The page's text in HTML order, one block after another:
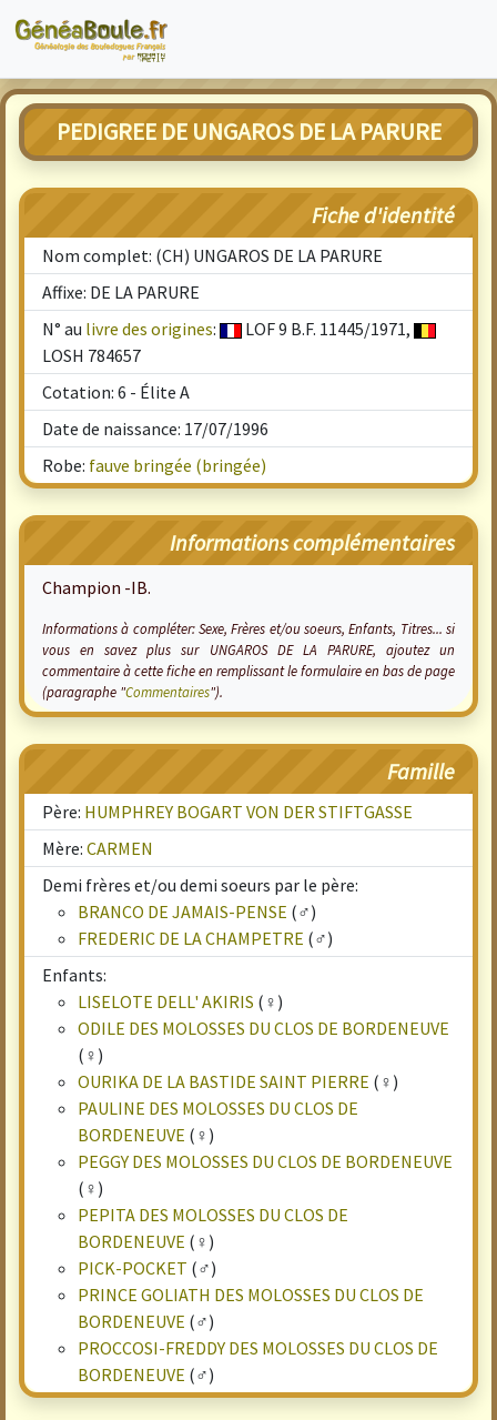
PEDIGREE DE UNGAROS DE LA PARURE
Fiche d'identité
Nom complet: (CH) UNGAROS DE LA PARURE
Affixe: DE LA PARURE
N° au livre des origines:
LOF 9 B.F. 11445/1971,
LOSH 784657
Cotation: 6 - Élite A
Date de naissance: 17/07/1996
Robe: fauve bringée (bringée)
Informations complémentaires
Champion -IB.
Informations à compléter: Sexe, Frères et/ou soeurs, Enfants, Titres... si
vous en savez plus sur UNGAROS DE LA PARURE, ajoutez un
commentaire à cette fiche en remplissant le formulaire en bas de page
(paragraphe "Commentaires").
Famille
Père: HUMPHREY BOGART VON DER STIFTGASSE
Mère: CARMEN
Demi frères et/ou demi soeurs par le père:
BRANCO DE JAMAIS-PENSE (♂)
FREDERIC DE LA CHAMPETRE (♂)
Enfants:
LISELOTE DELL' AKIRIS (♀)
ODILE DES MOLOSSES DU CLOS DE BORDENEUVE
(♀)
OURIKA DE LA BASTIDE SAINT PIERRE (♀)
PAULINE DES MOLOSSES DU CLOS DE
BORDENEUVE (♀)
PEGGY DES MOLOSSES DU CLOS DE BORDENEUVE
(♀)
PEPITA DES MOLOSSES DU CLOS DE
BORDENEUVE (♀)
PICK-POCKET (♂)
PRINCE GOLIATH DES MOLOSSES DU CLOS DE
BORDENEUVE (♂)
PROCCOSI-FREDDY DES MOLOSSES DU CLOS DE
BORDENEUVE (♂)